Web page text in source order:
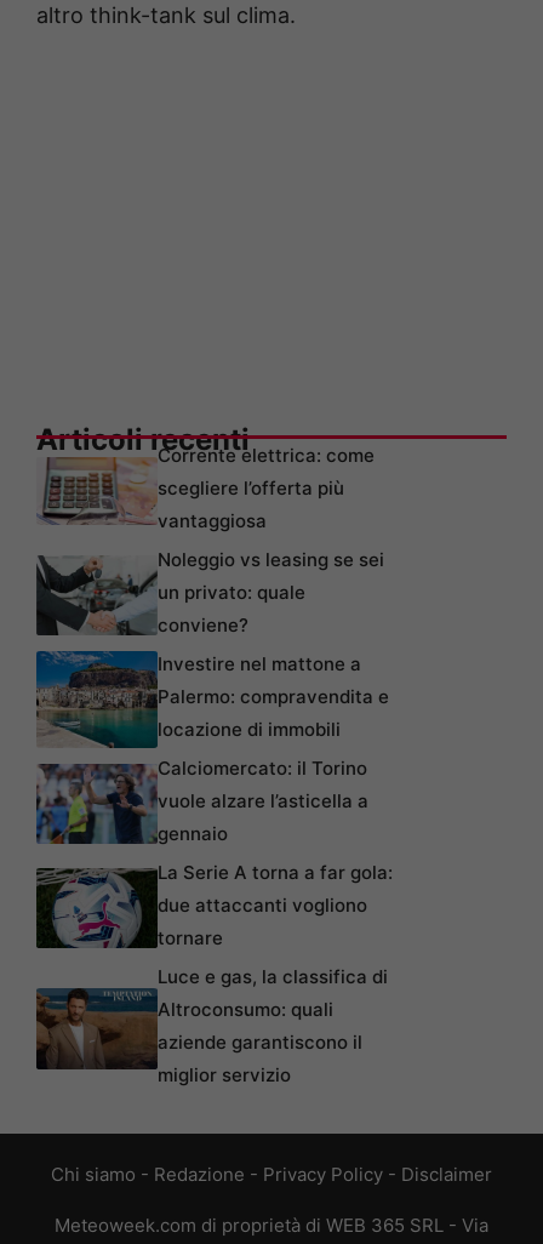
altro think-tank sul clima.
Articoli recentiCorrente elettrica: come
scegliere l’offerta più
vantaggiosa
Noleggio vs leasing se sei
un privato: quale
conviene?
Investire nel mattone a
Palermo: compravendita e
locazione di immobili
Calciomercato: il Torino
vuole alzare l’asticella a
gennaio
La Serie A torna a far gola:
due attaccanti vogliono
tornare
Luce e gas, la classifica di
Altroconsumo: quali
aziende garantiscono il
miglior servizio
Chi siamo - Redazione - Privacy Policy - Disclaimer
Meteoweek.com di proprietà di WEB 365 SRL - Via